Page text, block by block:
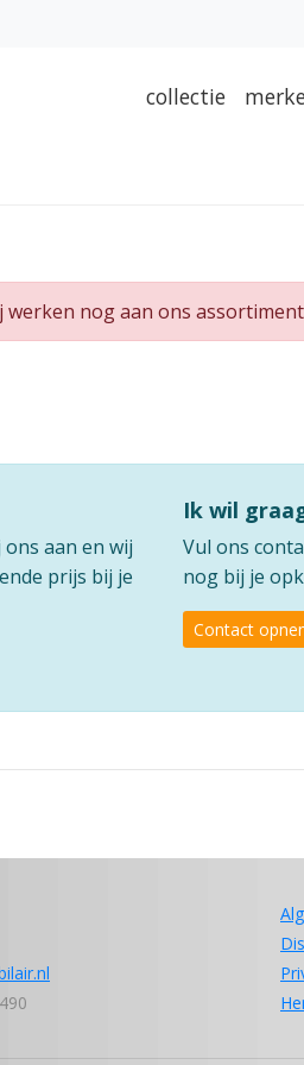
collectie
nog aan ons
aan en wij
prijs bij je
Ik wil
Vul ons
nog bij je
Contact